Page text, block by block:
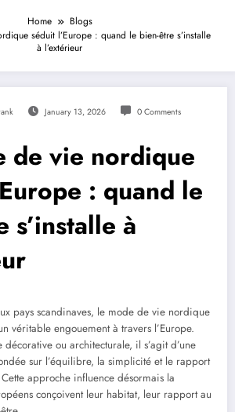
Home
Blogs
séduit l’Europe : quand le bien-être s’installe
à l’extérieur
January 13, 2026 0 Comments
de vie nordique
: quand le
s’installe à
pays scandinaves, le mode de vie nordique
véritable engouement à travers l’Europe.
décorative ou architecturale, il s’agit d’une
sur l’équilibre, la simplicité et le rapport
approche influence désormais la
conçoivent leur habitat, leur rapport au